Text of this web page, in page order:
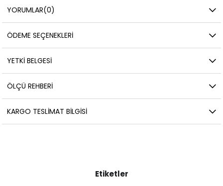
YORUMLAR(0)
ÖDEME SEÇENEKLERI
YETKİ BELGESİ
ÖLÇÜ REHBERI
KARGO TESLIMAT BILGISI
Etiketler